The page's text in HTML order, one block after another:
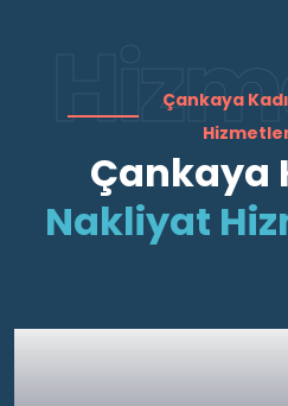
Çankaya
Çankaya
Nakliyat